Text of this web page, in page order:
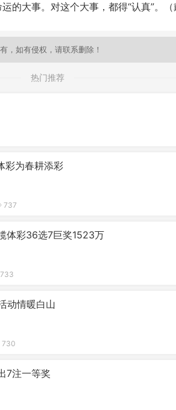
的大事。对这个大事，都得“认真”。（
，如有侵权，请联系删除！
热门推荐
彩为春耕添彩
737
体彩36选7巨奖1523万
733
动情暖白山
730
7注一等奖